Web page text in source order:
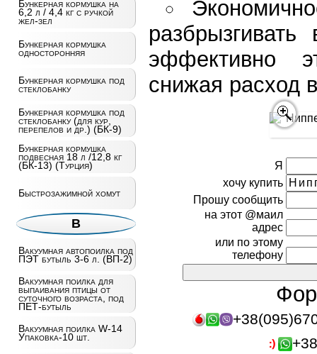
Бункерная кормушка на
6,2 л / 4,4 кг с ручкой
жел-зел
Бункерная кормушка
односторонняя
Бункерная кормушка под
стеклобанку
Бункерная кормушка под
стеклобанку (для кур,
перепелов и др.) (БК-9)
Бункерная кормушка
подвесная 18 л /12,8 кг
(БК-13) (Турция)
Быстрозажимной хомут
В
Вакуумная автопоилка под
ПЭТ бутыль 3-6 л. (ВП-2)
Вакуумная поилка для
выпаивания птицы от
суточного возраста, под
ПЕТ-бутыль
Вакуумная поилка W-14
Упаковка-10 шт.
эффективно
снижая расход
Я
хочу купить
Прошу сообщить
на этот @маил
адрес
или по этому
телефону